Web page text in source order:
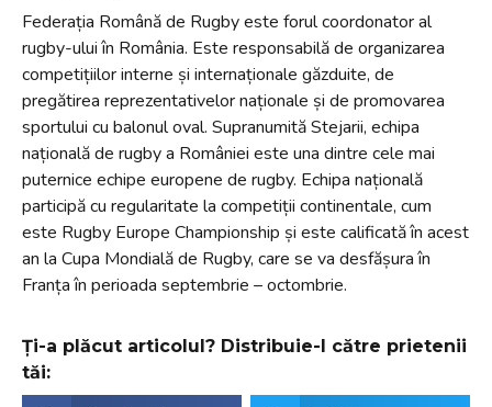
Federația Română de Rugby este forul coordonator al
rugby-ului în România. Este responsabilă de organizarea
competițiilor interne și internaționale găzduite, de
pregătirea reprezentativelor naționale și de promovarea
sportului cu balonul oval. Supranumită Stejarii, echipa
națională de rugby a României este una dintre cele mai
puternice echipe europene de rugby. Echipa națională
participă cu regularitate la competiții continentale, cum
este Rugby Europe Championship și este calificată în acest
an la Cupa Mondială de Rugby, care se va desfășura în
Franța în perioada septembrie – octombrie.
Ți-a plăcut articolul? Distribuie-l către prietenii
tăi: